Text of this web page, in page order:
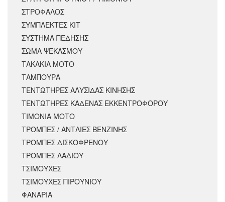
ΣΤΡΟΦΑΛΟΣ
ΣΥΜΠΛΕΚΤΕΣ ΚΙΤ
ΣΥΣΤΗΜΑ ΠΕΔΗΣΗΣ
ΣΩΜΑ ΨΕΚΑΣΜΟΥ
ΤΑΚΑΚΙΑ ΜΟΤΟ
ΤΑΜΠΟΥΡΑ
ΤΕΝΤΩΤΗΡΕΣ ΑΛΥΣΙΔΑΣ ΚΙΝΗΣΗΣ
ΤΕΝΤΩΤΗΡΕΣ ΚΑΔΕΝΑΣ ΕΚΚΕΝΤΡΟΦΟΡΟΥ
ΤΙΜΟΝΙΑ ΜΟΤΟ
ΤΡΟΜΠΕΣ / ΑΝΤΛΙΕΣ ΒΕΝΖΙΝΗΣ
ΤΡΟΜΠΕΣ ΔΙΣΚΟΦΡΕΝΟΥ
ΤΡΟΜΠΕΣ ΛΑΔΙΟΥ
ΤΣΙΜΟΥΧΕΣ
ΤΣΙΜΟΥΧΕΣ ΠΙΡΟΥΝΙΟΥ
ΦΑΝΑΡΙΑ